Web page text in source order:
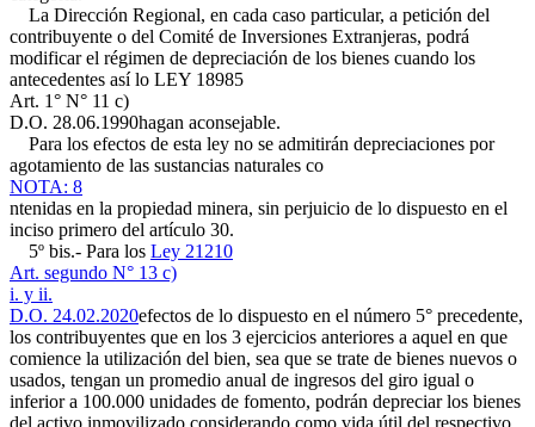
La Dirección Regional, en cada caso particular, a petición del
contribuyente o del Comité de Inversiones Extranjeras, podrá
modificar el régimen de depreciación de los bienes cuando los
antecedentes así lo LEY 18985
Art. 1° N° 11 c)
D.O. 28.06.1990hagan aconsejable.
Para los efectos de esta ley no se admitirán depreciaciones por
agotamiento de las sustancias naturales co
NOTA: 8
ntenidas en la propiedad minera, sin perjuicio de lo dispuesto en el
inciso primero del artículo 30.
5º bis.- Para los Ley 21210
Art. segundo N° 13 c)
i. y ii.
D.O. 24.02.2020efectos de lo dispuesto en el número 5° precedente,
los contribuyentes que en los 3 ejercicios anteriores a aquel en que
comience la utilización del bien, sea que se trate de bienes nuevos o
usados, tengan un promedio anual de ingresos del giro igual o
inferior a 100.000 unidades de fomento, podrán depreciar los bienes
del activo inmovilizado considerando como vida útil del respectivo